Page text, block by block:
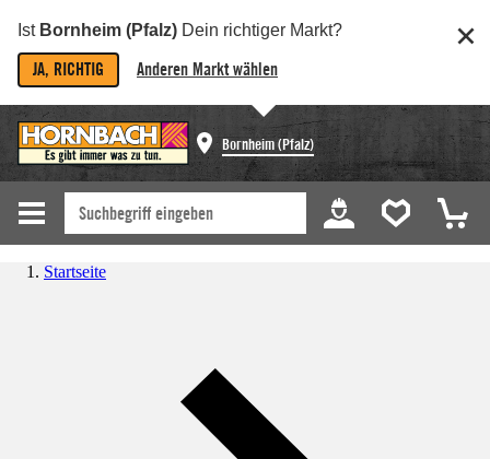
Ist Bornheim (Pfalz) Dein richtiger Markt?
JA, RICHTIG Anderen Markt wählen
Bornheim (Pfalz)
Startseite